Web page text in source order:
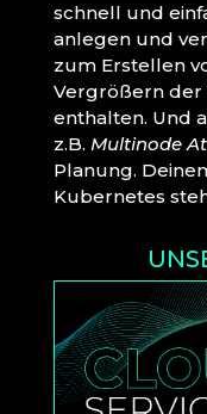
schnell und
anlegen und
zum Erstellen
Vergrößern der
enthalten. Und
z.B. Multinode
Planung.
Kubernetes